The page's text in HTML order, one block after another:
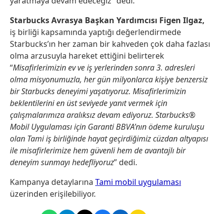
Starbucks Avrasya Başkan Yardımcısı Figen Ilgaz,
iş birliği kapsamında yaptığı değerlendirmede
Starbucks’ın her zaman bir kahveden çok daha fazlası
olma arzusuyla hareket ettiğini belirterek
“Misafirlerimizin ev ve iş yerlerinden sonra 3. adresleri
olma misyonumuzla, her gün milyonlarca kişiye benzersiz
bir Starbucks deneyimi yaşatıyoruz. Misafirlerimizin
beklentilerini en üst seviyede yanıt vermek için
çalışmalarımıza aralıksız devam ediyoruz. Starbucks®
Mobil Uygulaması için Garanti BBVA’nın ödeme kuruluşu
olan Tami iş birliğinde hayat geçirdiğimiz cüzdan altyapısı
ile misafirlerimize hem güvenli hem de avantajlı bir
deneyim sunmayı hedefliyoruz” dedi.
Kampanya detaylarına Tami mobil uygulaması
üzerinden erişilebiliyor.